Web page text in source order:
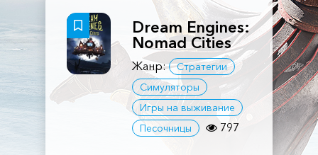
Dream Engines:
Nomad Cities
Жанр:
Стратегии
Симуляторы
Игры на выживание
Песочницы
797